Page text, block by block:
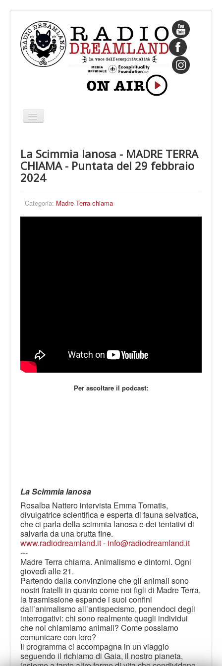
Cambia
navigazione
CHI SIAMO
IL FONDATORE
PALINSESTO
La Scimmia lanosa - MADRE TERRA
CHIAMA - Puntata del 29 febbraio
2024
Categoria: Madre Terra chiama
Per ascoltare il podcast:
La Scimmia lanosa
Rosalba Nattero intervista Emma Tomatis,
divulgatrice scientifica e esperta di fauna selvatica,
che ci parla della scimmia lanosa e dei tentativi di
salvarla da una brutta fine.
www.radiodreamland.it- info@radiodreamland.it
---
Madre Terra chiama. Animalismo e dintorni. Ogni
giovedì alle 21.
Partendo dalla convinzione che gli animali sono
nostri fratelli in quanto come noi figli di Madre Terra,
la trasmissione espande i suoi confini
dall’animalismo all’antispecismo, ponendoci degli
interrogativi: chi sono realmente quegli individui
che noi chiamiamo animali? Come possiamo
comunicare con loro?
Il programma ci accompagna in un viaggio
seguendo il richiamo di Gaia, il nostro pianeta,